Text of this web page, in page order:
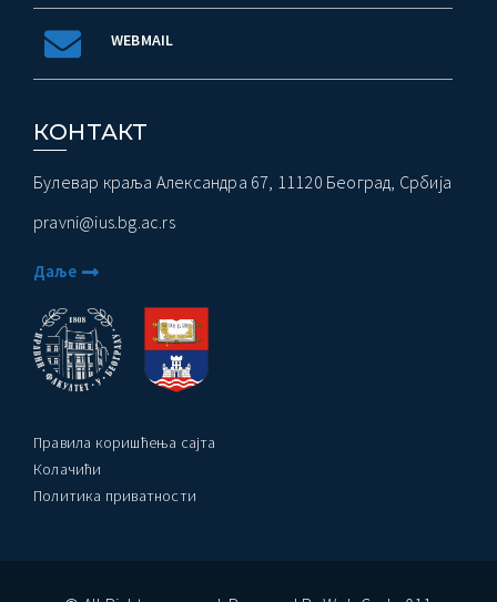
WEBMAIL
КОНТАКТ
Булевар краља Александра 67, 11120 Београд, Србија
pravni@ius.bg.ac.rs
Даље
Правила коришћења сајта
Колачићи
Политика приватности